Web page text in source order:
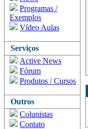
Programas /
Exemplos
Vídeo Aulas
Serviços
Active News
Fórum
Produtos / Cursos
Outros
Colunistas
Contato